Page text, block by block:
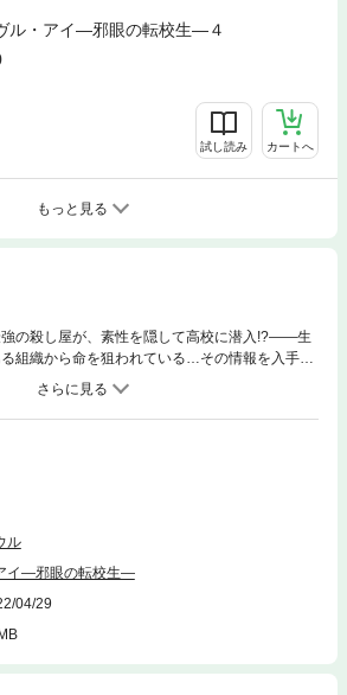
ル・アイ―邪眼の転校生―４
試し読み カートへ
もっと見る
強の殺し屋が、素性を隠して高校に潜入!?――生
組織から命を狙われている…その情報を入手し
守るため彼女の通う高校へと転入する。ひ弱キ
がら、次々を現れる刺客をブチのめす！ 俺の妹
ろうと容赦はしない――
ル
イ―邪眼の転校生―
04/29